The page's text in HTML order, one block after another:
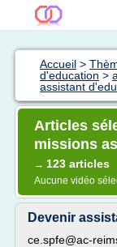
Accueil >
d'education >
assistant
Articles
missions
→ 123 articles
Aucune vidéo
Devenir
ce.spfe@ac-